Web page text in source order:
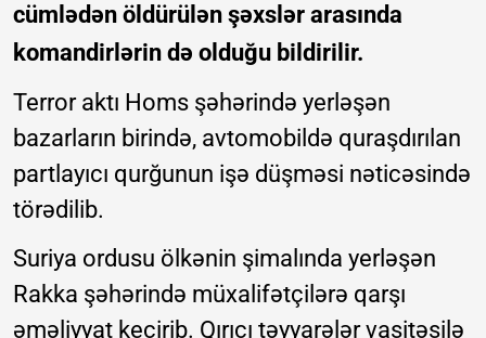
cümlədən öldürülən şəxslər arasında
komandirlərin də olduğu bildirilir.
Terror aktı Homs şəhərində yerləşən
bazarların birində, avtomobildə quraşdırılan
partlayıcı qurğunun işə düşməsi nəticəsində
törədilib.
Suriya ordusu ölkənin şimalında yerləşən
Rakka şəhərində müxalifətçilərə qarşı
əməliyyat keçirib. Qırıcı təyyarələr vasitəsilə